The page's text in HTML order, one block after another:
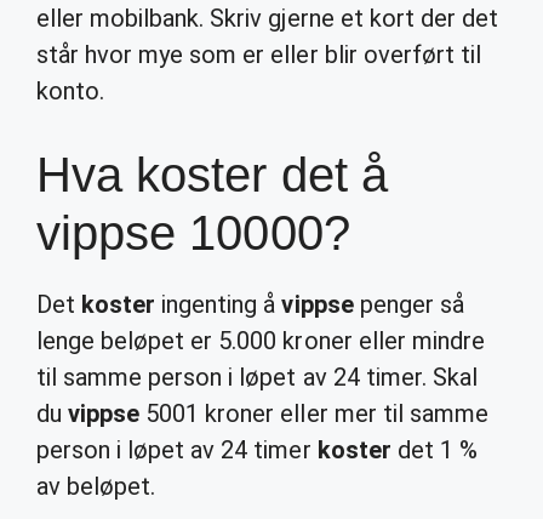
eller mobilbank. Skriv gjerne et kort der det
står hvor mye som er eller blir overført til
konto.
Hva koster det å
vippse 10000?
Det koster ingenting åvippsepenger så
lenge beløpet er 5.000 kroner eller mindre
til samme person i løpet av 24 timer. Skal
duvippse 5001 kroner eller mer til samme
person i løpet av 24 timer koster det 1 %
av beløpet.